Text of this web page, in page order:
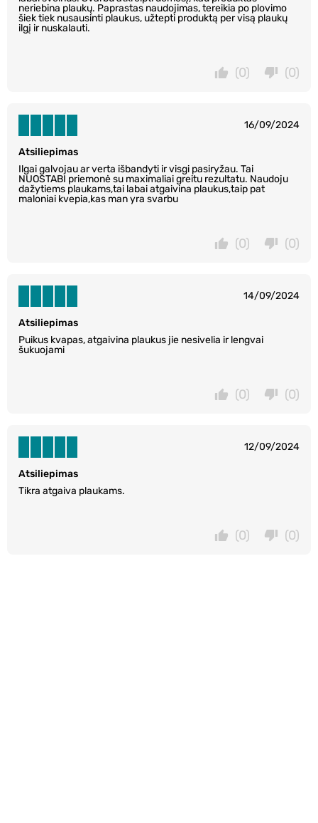
neriebina plaukų. Paprastas naudojimas, tereikia po plovimo
šiek tiek nusausinti plaukus, užtepti produktą per visą plaukų
ilgį ir nuskalauti.
(0)
(0)
16/09/2024
Atsiliepimas
Ilgai galvojau ar verta išbandyti ir visgi pasiryžau. Tai
NUOSTABI priemonė su maximaliai greitu rezultatu. Naudoju
dažytiems plaukams,tai labai atgaivina plaukus,taip pat
maloniai kvepia,kas man yra svarbu
(0)
(0)
14/09/2024
Atsiliepimas
Puikus kvapas, atgaivina plaukus jie nesivelia ir lengvai
šukuojami
(0)
(0)
12/09/2024
Atsiliepimas
Tikra atgaiva plaukams.
(0)
(0)